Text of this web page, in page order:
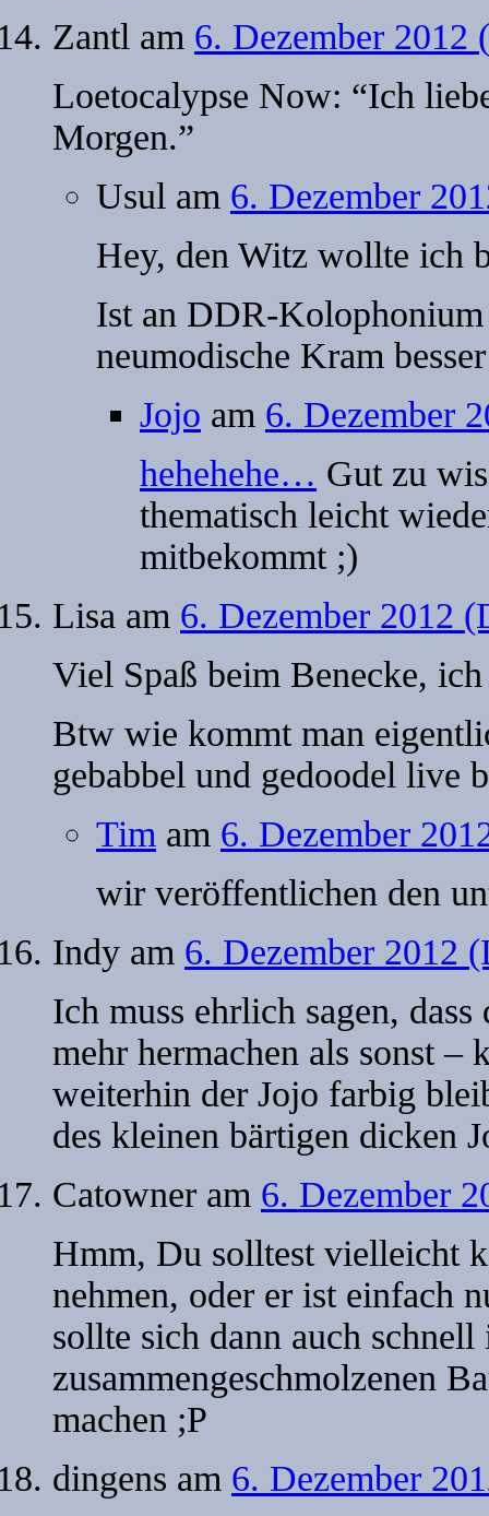
Zantl am 6. Dezember 2012
Loetocalypse Now: “Ich
Morgen.”
Usul am 6. Dezember
Hey, den Witz wollte ich
Ist an DDR-Kolophonium
neumodische Kram
Jojo am 6. Dezember
hehehehe… Gut zu
thematisch leicht
mitbekommt ;)
Lisa am 6. Dezember 2012
Viel Spaß beim Benecke,
Btw wie kommt man
gebabbel und gedoodel live
Tim am 6. Dezember
wir veröffentlichen den
Indy am 6. Dezember 2012
Ich muss ehrlich sagen,
mehr hermachen als sonst –
weiterhin der Jojo farbig
des kleinen bärtigen dicken
Catowner am 6. Dezember
Hmm, Du solltest vielleicht
nehmen, oder er ist einfach
sollte sich dann auch
zusammengeschmolzenen
machen ;P
dingens am 6. Dezember